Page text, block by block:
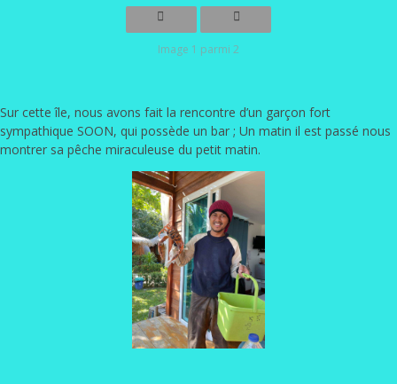
Image 1 parmi 2
Sur cette île, nous avons fait la rencontre d’un garçon fort
sympathique SOON, qui possède un bar ; Un matin il est passé nous
montrer sa pêche miraculeuse du petit matin.